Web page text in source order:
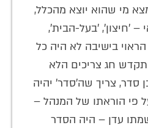
מי שהוא יוצא מהכלל,
– 'חיצון', 'בעל-הבית',
בישיבה לא היה כל
חג צריכים הלא
סדר, צריך שה'סדר' יהיה
פי הוראתו של המנהל –
עדן – היה הסדר